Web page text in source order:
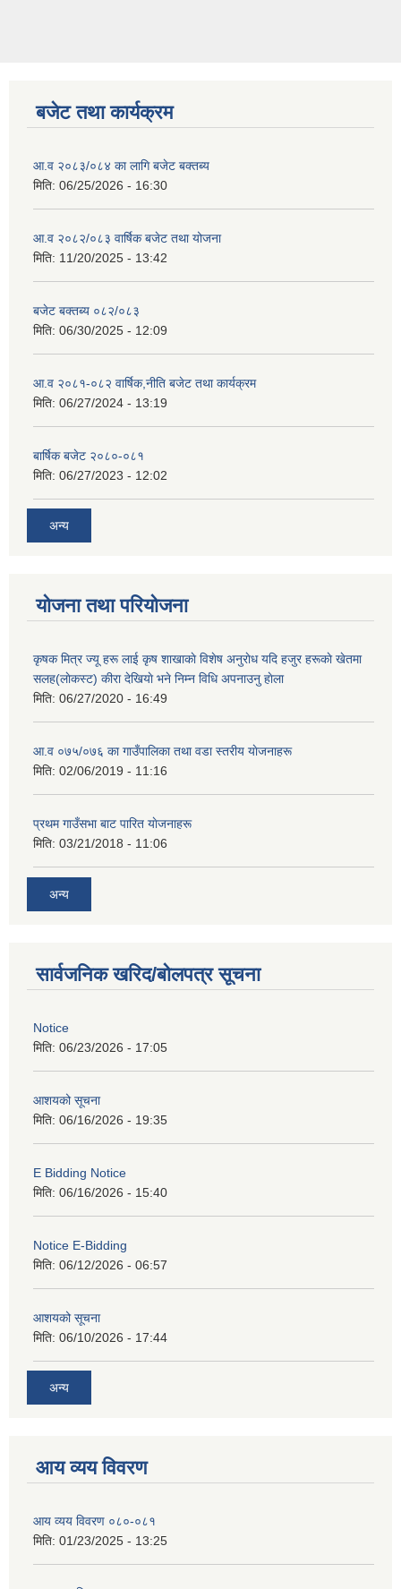
बजेट तथा कार्यक्रम
आ.व २०८३/०८४ का लागि बजेट बक्तब्य
मिति: 06/25/2026 - 16:30
आ.व २०८२/०८३ वार्षिक बजेट तथा योजना
मिति: 11/20/2025 - 13:42
बजेट बक्तब्य ०८२/०८३
मिति: 06/30/2025 - 12:09
आ.व २०८१-०८२ वार्षिक,नीति बजेट तथा कार्यक्रम
मिति: 06/27/2024 - 13:19
बार्षिक बजेट २०८०-०८१
मिति: 06/27/2023 - 12:02
अन्य
योजना तथा परियोजना
कृषक मित्र ज्यू हरू लाई कृष शाखाकाे विशेष अनुराेध यदि हजुर हरूकाे खेतमा
सलह(लाेकस्ट) कीरा देखियाे भने निम्न विधि अपनाउनु हाेला
मिति: 06/27/2020 - 16:49
आ‍.व ०७५/०७६ का गाउँपालिका तथा वडा स्तरीय याेजनाहरू
मिति: 02/06/2019 - 11:16
प्रथम गाउँसभा बाट पारित याेजनाहरू
मिति: 03/21/2018 - 11:06
अन्य
सार्वजनिक खरिद/बोलपत्र सूचना
Notice
मिति: 06/23/2026 - 17:05
आशयको सूचना
मिति: 06/16/2026 - 19:35
E Bidding Notice
मिति: 06/16/2026 - 15:40
Notice E-Bidding
मिति: 06/12/2026 - 06:57
आशयको सूचना
मिति: 06/10/2026 - 17:44
अन्य
आय व्यय विवरण
आय व्यय विवरण ०८०-०८१
मिति: 01/23/2025 - 13:25